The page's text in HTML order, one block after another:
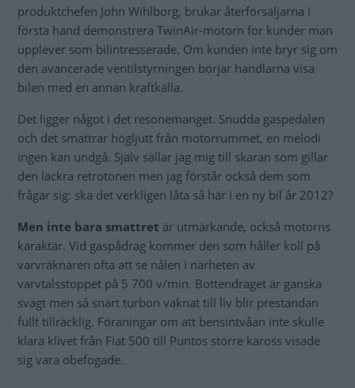
produktchefen John Wihlborg, brukar återförsäljarna i
första hand demonstrera TwinAir-motorn för kunder man
upplever som bilintresserade. Om kunden inte bryr sig om
den avancerade ventilstyrningen börjar handlarna visa
bilen med en annan kraftkälla.
Det ligger något i det resonemanget. Snudda gaspedalen
och det smattrar högljutt från motorrummet, en melodi
ingen kan undgå. Själv sällar jag mig till skaran som gillar
den läckra retrotonen men jag förstår också dem som
frågar sig: ska det verkligen låta så här i en ny bil år 2012?
Men inte bara smattret är utmärkande, också motorns
karaktär. Vid gaspådrag kommer den som håller koll på
varvräknaren ofta att se nålen i närheten av
varvtalsstoppet på 5 700 v/min. Bottendraget är ganska
svagt men så snart turbon vaknat till liv blir prestandan
fullt tillräcklig. Föraningar om att bensintvåan inte skulle
klara klivet från Fiat 500 till Puntos större kaross visade
sig vara obefogade.